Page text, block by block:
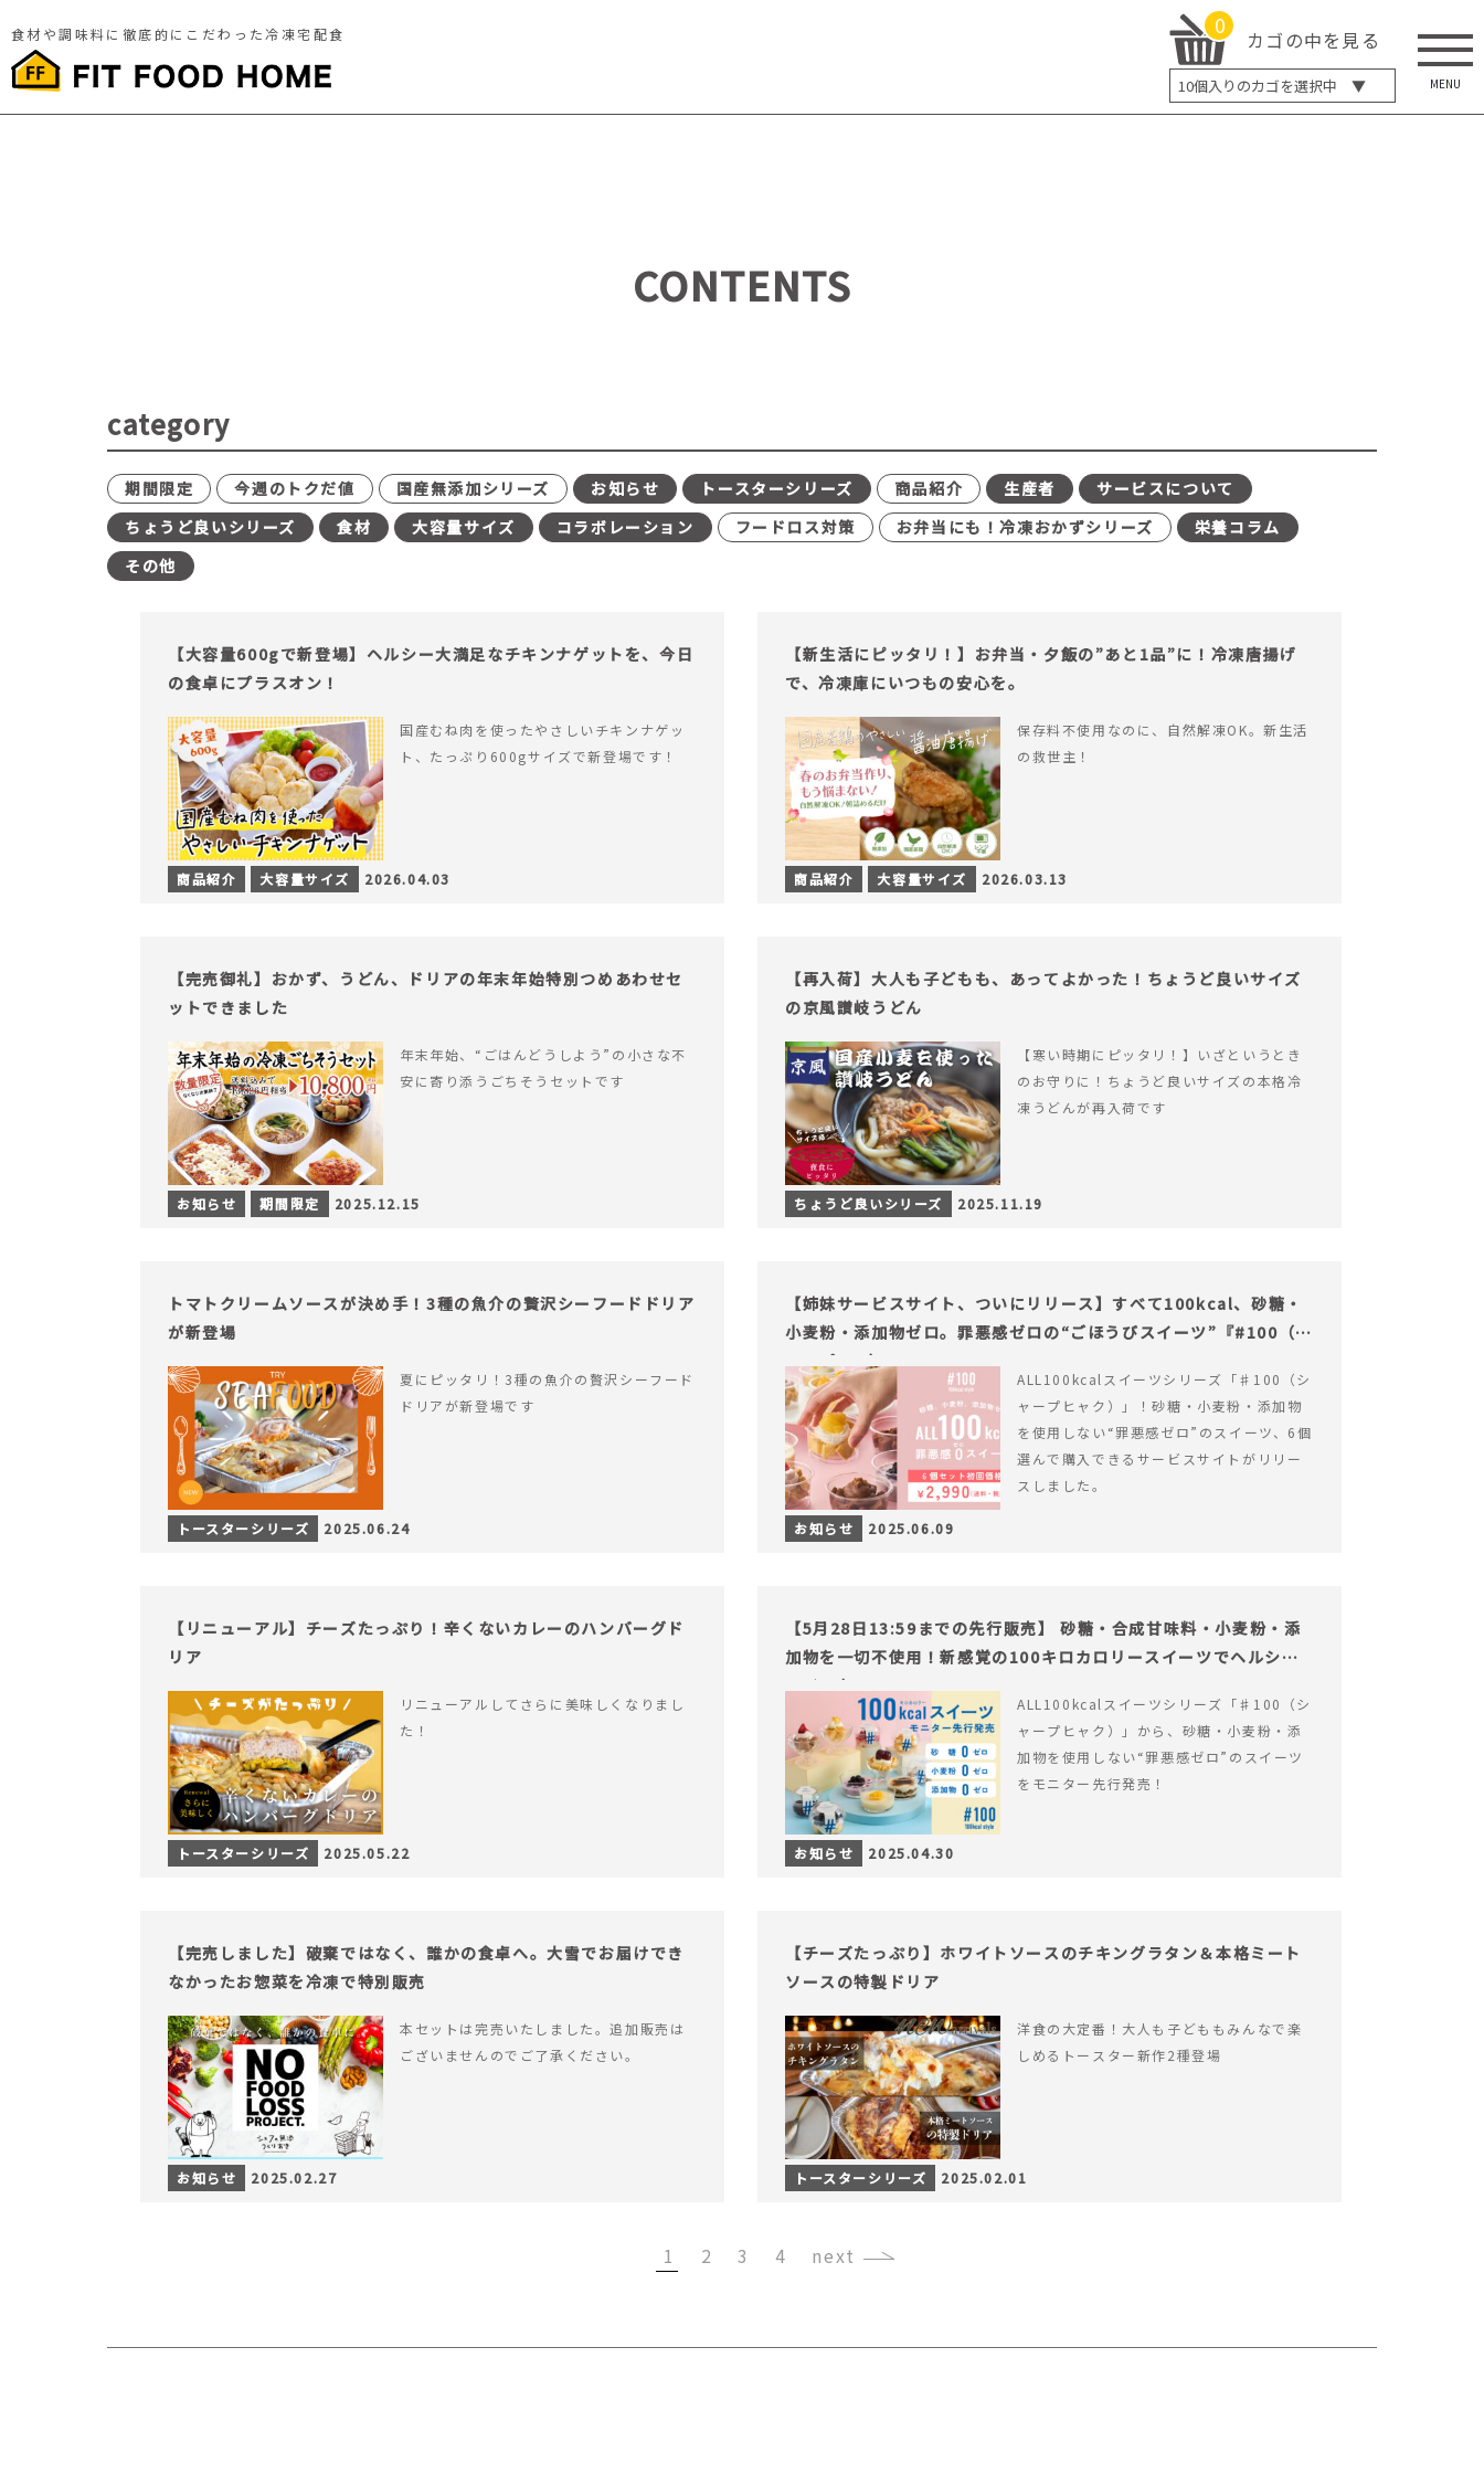
食材や調味料に徹底的にこだわった冷凍宅配食 0
カゴの中を見る
10個入りのカゴを選択中 ▼
5個入り
MENU
CONTENTS
category
期間限定 今週のトクだ値 国産無添加シリーズ お知らせ トースターシリーズ 商品紹介 生産者
サービスについて
ちょうど良いシリーズ
食材 大容量サイズ コラボレーション フードロス対策 お弁当にも！冷凍おかずシリーズ
栄養コラム
その他
【大容量600gで新登場】ヘルシー大満足なチキンナゲットを、今日
の食卓にプラスオン！
国産むね肉を使ったやさしいチキンナゲッ
ト、たっぷり600gサイズで新登場です！
商品紹介 大容量サイズ 2026.04.03
【新生活にピッタリ！】お弁当・夕飯の”あと1品”に！冷凍唐揚げ
で、冷凍庫にいつもの安心を。
保存料不使用なのに、自然解凍OK。新生活
の救世主！
商品紹介 大容量サイズ 2026.03.13
【完売御礼】おかず、うどん、ドリアの年末年始特別つめあわせセ
ットできました
年末年始、“ごはんどうしよう”の小さな不
安に寄り添うごちそうセットです
お知らせ 期間限定 2025.12.15
【再入荷】大人も子どもも、あってよかった！ちょうど良いサイズ
の京風讃岐うどん
【寒い時期にピッタリ！】いざというとき
のお守りに！ちょうど良いサイズの本格冷
凍うどんが再入荷です
ちょうど良いシリーズ 2025.11.19
トマトクリームソースが決め手！3種の魚介の贅沢シーフードドリア
が新登場
夏にピッタリ！3種の魚介の贅沢シーフード
ドリアが新登場です
トースターシリーズ 2025.06.24
【姉妹サービスサイト、ついにリリース】すべて100kcal、砂糖・
小麦粉・添加物ゼロ。罪悪感ゼロの“ごほうびスイーツ”『#100（シ
ャープ100）』
ALL100kcalスイーツシリーズ「♯100（シ
ャープヒャク）」！砂糖・小麦粉・添加物
を使用しない“罪悪感ゼロ”のスイーツ、6個
選んで購入できるサービスサイトがリリー
スしました。
お知らせ 2025.06.09
【リニューアル】チーズたっぷり！辛くないカレーのハンバーグド
リア
リニューアルしてさらに美味しくなりまし
た！
トースターシリーズ 2025.05.22
【5月28日13:59までの先行販売】 砂糖・合成甘味料・小麦粉・添
加物を一切不使用！新感覚の100キロカロリースイーツでヘルシー
ライフを。
ALL100kcalスイーツシリーズ「♯100（シ
ャープヒャク）」から、砂糖・小麦粉・添
加物を使用しない“罪悪感ゼロ”のスイーツ
をモニター先行発売！
お知らせ 2025.04.30
【完売しました】破棄ではなく、誰かの食卓へ。大雪でお届けでき
なかったお惣菜を冷凍で特別販売
本セットは完売いたしました。追加販売は
ございませんのでご了承ください。
お知らせ 2025.02.27
【チーズたっぷり】ホワイトソースのチキングラタン＆本格ミート
ソースの特製ドリア
洋食の大定番！大人も子どももみんなで楽
しめるトースター新作2種登場
トースターシリーズ 2025.02.01
1 2 3 4 ›